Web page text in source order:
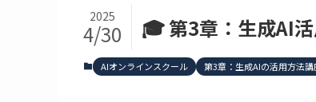
🎓 第3章：生成AI活
2025
4/30
AIオンラインスクール 第3章：生成AIの活用方法講